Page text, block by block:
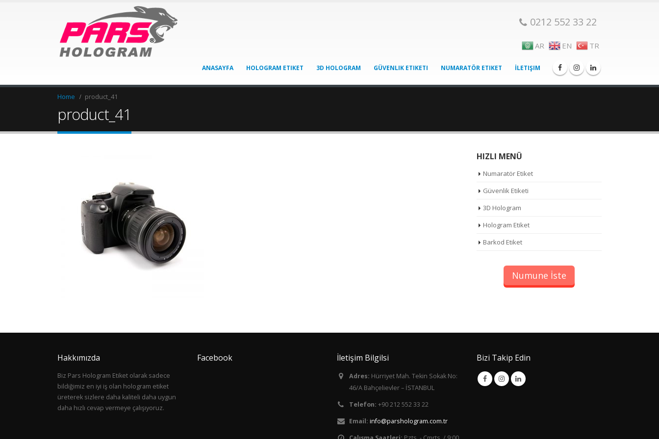
0212 552 33 22
AR EN TR
ANASAYFA HOLOGRAM ETIKET 3D HOLOGRAM GÜVENLIK ETIKETI NUMARATÖR ETIKET İLETIŞIM
Home product_41
product_41
HIZLI MENÜ
Numaratör Etiket
Güvenlik Etiketi
3D Hologram
Hologram Etiket
Barkod Etiket
Numune İste
Hakkımızda
Biz Pars Hologram Etiket olarak sadece
bildiğimiz en iyi iş olan hologram etiket
üreterek sizlere daha kaliteli daha uygun
daha hızlı cevap vermeye çalışıyoruz.
Facebook İletişim Bilgilsi
Adres: Hürriyet Mah. Tekin Sokak No:
46/A Bahçelievler – İSTANBUL
Telefon: +90 212 552 33 22
Email: info@parshologram.com.tr
Bizi Takip Edin